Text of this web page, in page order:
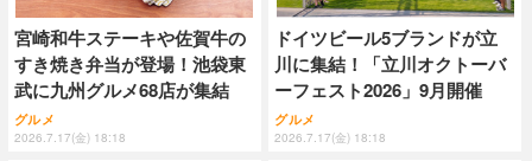
宮崎和牛ステーキや佐賀牛の
すき焼き弁当が登場！池袋東
武に九州グルメ68店が集結
グルメ
2026.7.17(金) 18:18
ドイツビール5ブランドが立
川に集結！「立川オクトーバ
ーフェスト2026」9月開催
グルメ
2026.7.17(金) 18:18